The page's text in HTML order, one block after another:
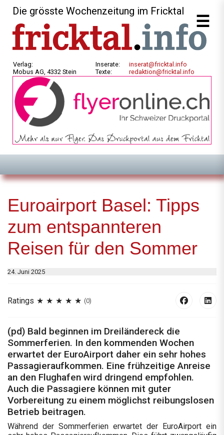
Die grösste Wochenzeitung im Fricktal
Verlag:
Mobus AG, 4332 Stein
Inserate:
Texte:
inserat@fricktal.info
redaktion@fricktal.info
Euroairport Basel: Tipps
zum entspannteren
Reisen für den Sommer
24. Juni 2025
Ratings (0)
(pd) Bald beginnen im Dreiländereck die
Sommerferien. In den kommenden Wochen
erwartet der EuroAirport daher ein sehr hohes
Passagieraufkommen. Eine frühzeitige Anreise
an den Flughafen wird dringend empfohlen.
Auch die Passagiere können mit guter
Vorbereitung zu einem möglichst reibungslosen
Betrieb beitragen.
Während der Sommerferien erwartet der EuroAirport ein